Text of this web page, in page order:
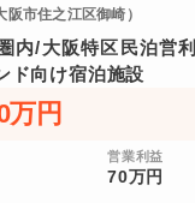
市住之江区御崎）
内/大阪特区民泊営
ド向け宿泊施設
万円
営業利益
70万円